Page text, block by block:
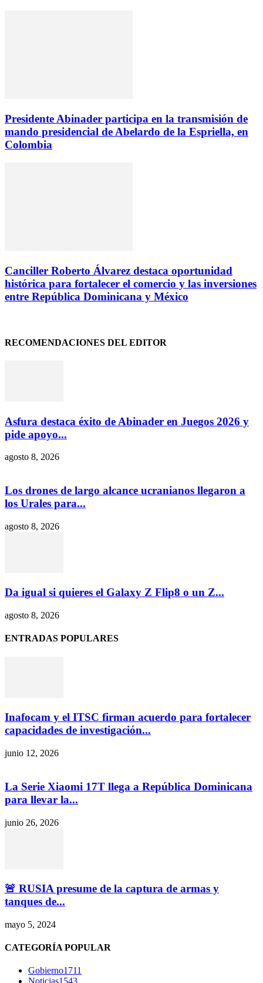
Presidente Abinader participa en la transmisión de
mando presidencial de Abelardo de la Espriella, en
Colombia
Canciller Roberto Álvarez destaca oportunidad
histórica para fortalecer el comercio y las inversiones
entre República Dominicana y México
RECOMENDACIONES DEL EDITOR
Asfura destaca éxito de Abinader en Juegos 2026 y
pide apoyo...
agosto 8, 2026
Los drones de largo alcance ucranianos llegaron a
los Urales para...
agosto 8, 2026
Da igual si quieres el Galaxy Z Flip8 o un Z...
agosto 8, 2026
ENTRADAS POPULARES
Inafocam y el ITSC firman acuerdo para fortalecer
capacidades de investigación...
junio 12, 2026
La Serie Xiaomi 17T llega a República Dominicana
para llevar la...
junio 26, 2026
🚨 RUSIA presume de la captura de armas y
tanques de...
mayo 5, 2024
CATEGORÍA POPULAR
Gobierno1711